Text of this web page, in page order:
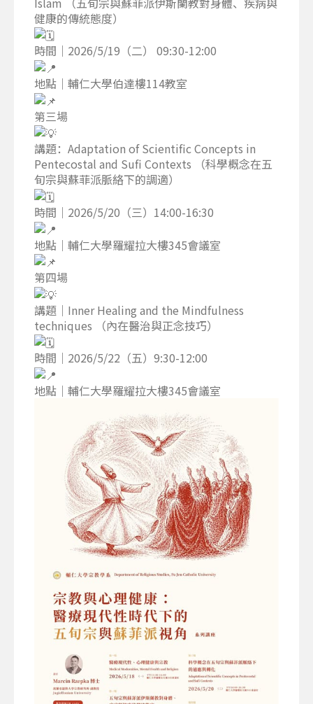
健康的傳統態度）
時間｜2026/5/19（二） 09:30-12:00
地點｜輔仁大學伯達樓114教室
第三場
講題：Adaptation of Scientific Concepts in
Pentecostal and Sufi Contexts （科學概念在五
旬宗與蘇菲派脈絡下的調適）
時間｜2026/5/20（三）14:00-16:30
地點｜輔仁大學羅耀拉大樓345會議室
第四場
講題｜Inner Healing and the Mindfulness
techniques （內在醫治與正念技巧）
時間｜2026/5/22（五）9:30-12:00
地點｜輔仁大學羅耀拉大樓345會議室